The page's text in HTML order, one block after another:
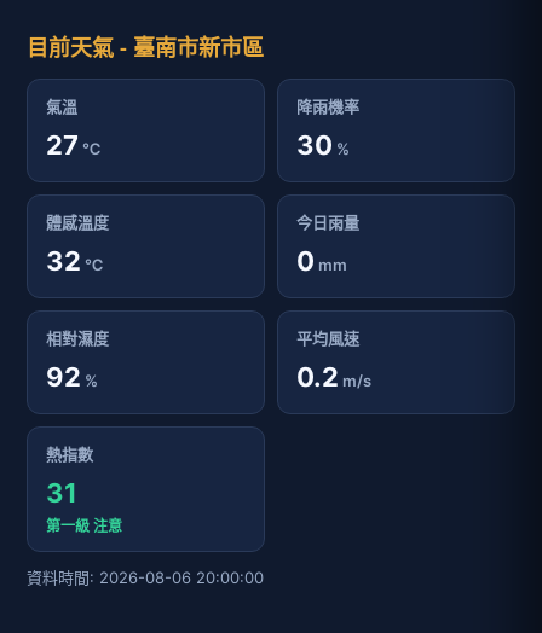
目前天氣 - 臺南市新市區
氣溫
27 ℃
降雨機率
30 %
體感溫度
32 ℃
今日雨量
0 mm
相對濕度
92 %
平均風速
0.2 m/s
熱指數
31
第一級 注意
資料時間: 2026-08-06 20:00:00